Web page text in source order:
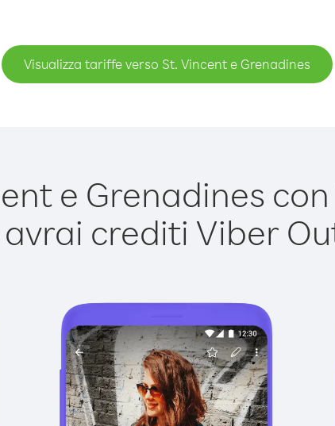
Visualizza tariffe verso St. Vincent e Grenadines
e Grenadines
crediti Viber